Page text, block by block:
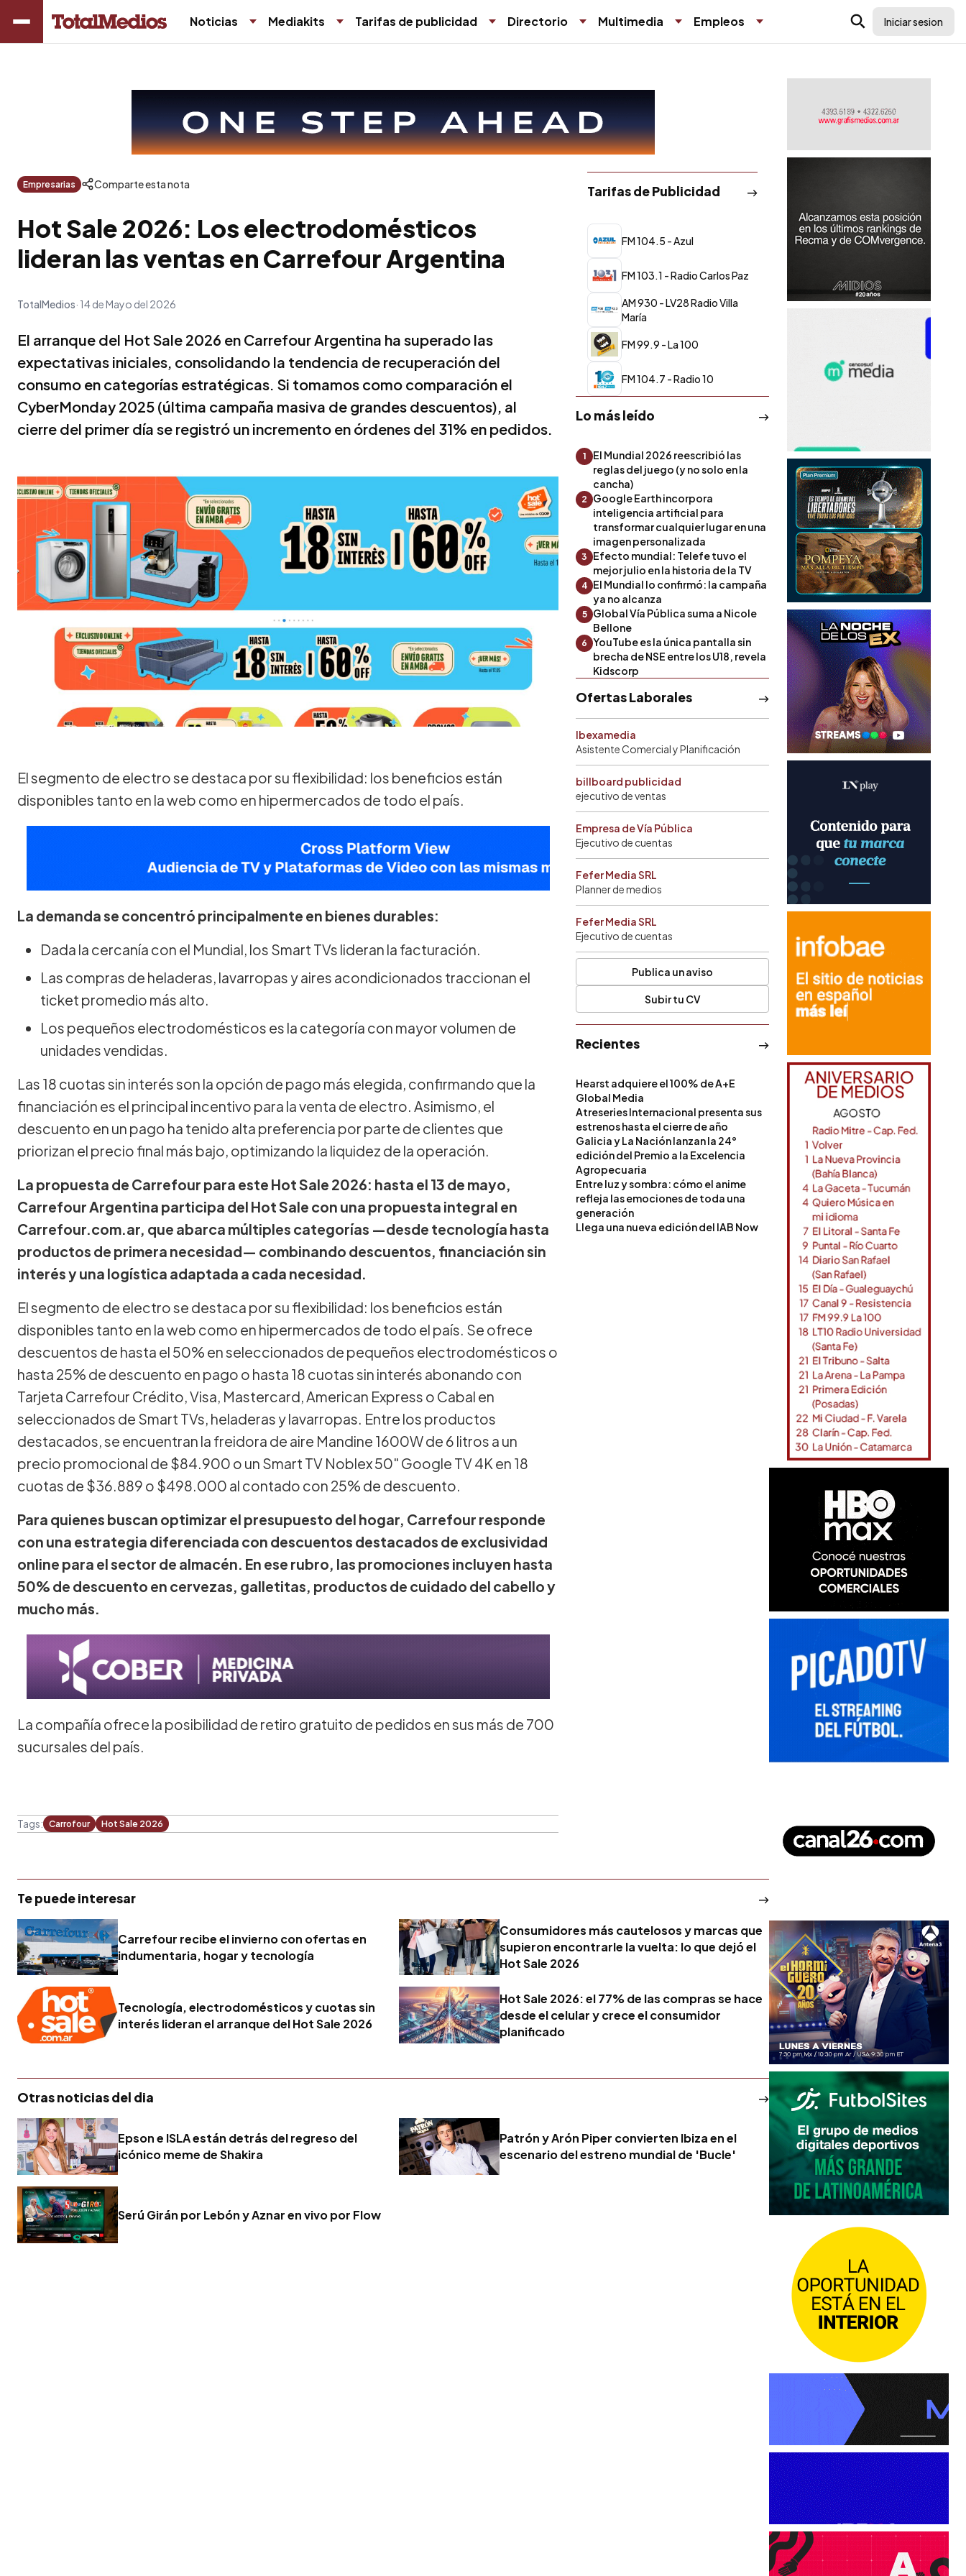
Noticias Mediakits Tarifas de publicidad Directorio Multimedia Empleos Iniciar sesion
Empresarias Comparte esta nota
Hot Sale 2026: Los electrodomésticos
lideran las ventas en Carrefour Argentina
TotalMedios 14 de Mayo del 2026
El arranque del Hot Sale 2026 en Carrefour Argentina ha superado las
expectativas iniciales, consolidando la tendencia de recuperación del
consumo en categorías estratégicas. Si tomamos como comparación el
CyberMonday 2025 (última campaña masiva de grandes descuentos), al
cierre del primer día se registró un incremento en órdenes del 31% en pedidos.
El segmento de electro se destaca por su flexibilidad: los beneficios están
disponibles tanto en la web como en hipermercados de todo el país.
La demanda se concentró principalmente en bienes durables:
Dada la cercanía con el Mundial, los Smart TVs lideran la facturación.
Las compras de heladeras, lavarropas y aires acondicionados traccionan el
ticket promedio más alto.
Los pequeños electrodomésticos es la categoría con mayor volumen de
unidades vendidas.
Las 18 cuotas sin interés son la opción de pago más elegida, confirmando que la
financiación es el principal incentivo para la venta de electro. Asimismo, el
descuento en un pago ha tenido alta preferencia por parte de clientes que
priorizan el precio final más bajo, optimizando la liquidez de la operación.
La propuesta de Carrefour para este Hot Sale 2026: hasta el 13 de mayo,
Carrefour Argentina participa del Hot Sale con una propuesta integral en
Carrefour.com.ar, que abarca múltiples categorías —desde tecnología hasta
productos de primera necesidad— combinando descuentos, financiación sin
interés y una logística adaptada a cada necesidad.
El segmento de electro se destaca por su flexibilidad: los beneficios están
disponibles tanto en la web como en hipermercados de todo el país. Se ofrece
descuentos de hasta el 50% en seleccionados de pequeños electrodomésticos o
hasta 25% de descuento en pago o hasta 18 cuotas sin interés abonando con
Tarjeta Carrefour Crédito, Visa, Mastercard, American Express o Cabal en
seleccionados de Smart TVs, heladeras y lavarropas. Entre los productos
destacados, se encuentran la freidora de aire Mandine 1600W de 6 litros a un
precio promocional de $84.900 o un Smart TV Noblex 50" Google TV 4K en 18
cuotas de $36.889 o $498.000 al contado con 25% de descuento.
Para quienes buscan optimizar el presupuesto del hogar, Carrefour responde
con una estrategia diferenciada con descuentos destacados de exclusividad
online para el sector de almacén. En ese rubro, las promociones incluyen hasta
50% de descuento en cervezas, galletitas, productos de cuidado del cabello y
mucho más.
La compañía ofrece la posibilidad de retiro gratuito de pedidos en sus más de 700
sucursales del país.
Tags: Carrofour Hot Sale 2026
Tarifas de Publicidad
FM 104.5 - Azul
FM 103.1 - Radio Carlos Paz
AM 930 - LV28 Radio Villa
María
FM 99.9 - La 100
FM 104.7 - Radio 10
Lo más leído
1
El Mundial 2026 reescribió las
reglas del juego (y no solo en la
cancha)
2
Google Earth incorpora
inteligencia artificial para
transformar cualquier lugar en una
imagen personalizada
3
Efecto mundial: Telefe tuvo el
mejor julio en la historia de la TV
4 El Mundial lo confirmó: la campaña
ya no alcanza
5
Global Vía Pública suma a Nicole
Bellone
6
YouTube es la única pantalla sin
brecha de NSE entre los U18, revela
Kidscorp
Ofertas Laborales
Ibexamedia
Asistente Comercial y Planificación
billboard publicidad
ejecutivo de ventas
Empresa de Vía Pública
Ejecutivo de cuentas
Fefer Media SRL
Planner de medios
Fefer Media SRL
Ejecutivo de cuentas
Publica un aviso
Subir tu CV
Recientes
Hearst adquiere el 100% de A+E
Global Media
Atreseries Internacional presenta sus
estrenos hasta el cierre de año
Galicia y La Nación lanzan la 24°
edición del Premio a la Excelencia
Agropecuaria
Entre luz y sombra: cómo el anime
refleja las emociones de toda una
generación
Llega una nueva edición del IAB Now
Te puede interesar
Carrefour recibe el invierno con ofertas en
indumentaria, hogar y tecnología
Consumidores más cautelosos y marcas que
supieron encontrarle la vuelta: lo que dejó el
Hot Sale 2026
Tecnología, electrodomésticos y cuotas sin
interés lideran el arranque del Hot Sale 2026
Hot Sale 2026: el 77% de las compras se hace
desde el celular y crece el consumidor
planificado
Otras noticias del dia
Epson e ISLA están detrás del regreso del
icónico meme de Shakira
Patrón y Arón Piper convierten Ibiza en el
escenario del estreno mundial de 'Bucle'
Serú Girán por Lebón y Aznar en vivo por Flow